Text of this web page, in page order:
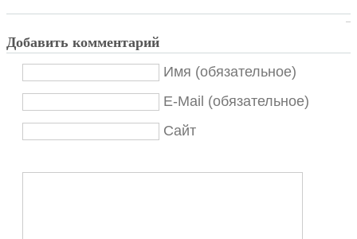
Добавить комментарий
Имя (обязательное)
E-Mail (обязательное)
Сайт